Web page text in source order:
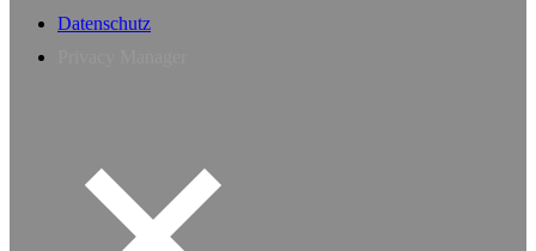
Datenschutz